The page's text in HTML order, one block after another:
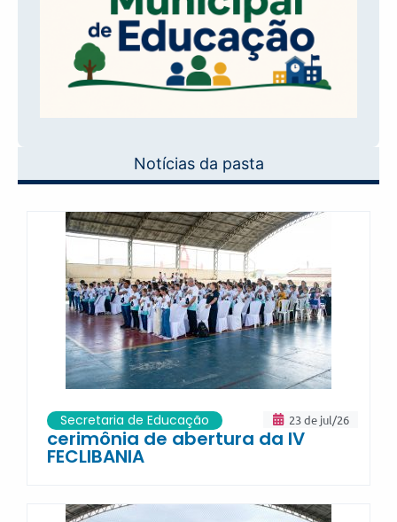
Notícias da pasta
23 de jul/26
Secretaria de Educação
cerimônia de abertura da IV
FECLIBANIA